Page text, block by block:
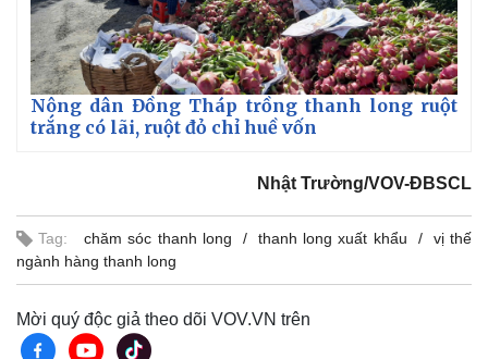
Nông dân Đồng Tháp trồng thanh long ruột
trắng có lãi, ruột đỏ chỉ huề vốn
Nhật Trường/VOV-ĐBSCL
Tag: chăm sóc thanh long thanh long xuất khẩu
vị thế
ngành hàng thanh long
Mời quý độc giả theo dõi VOV.VN trên